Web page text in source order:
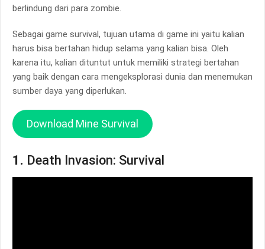
berlindung dari para zombie.
Sebagai game survival, tujuan utama di game ini yaitu kalian
harus bisa bertahan hidup selama yang kalian bisa. Oleh
karena itu, kalian dituntut untuk memiliki strategi bertahan
yang baik dengan cara mengeksplorasi dunia dan menemukan
sumber daya yang diperlukan.
Download Mine Survival
1. Death Invasion: Survival